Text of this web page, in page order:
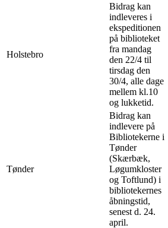
Holstebro
Bidrag kan
indleveres i
ekspeditionen
på biblioteket
fra mandag
den 22/4 til
tirsdag den
30/4, alle dage
mellem kl.10
og lukketid.
Tønder
Bidrag kan
indlevere på
Bibliotekerne i
Tønder
(Skærbæk,
Løgumkloster
og Toftlund) i
bibliotekernes
åbningstid,
senest d. 24.
april.